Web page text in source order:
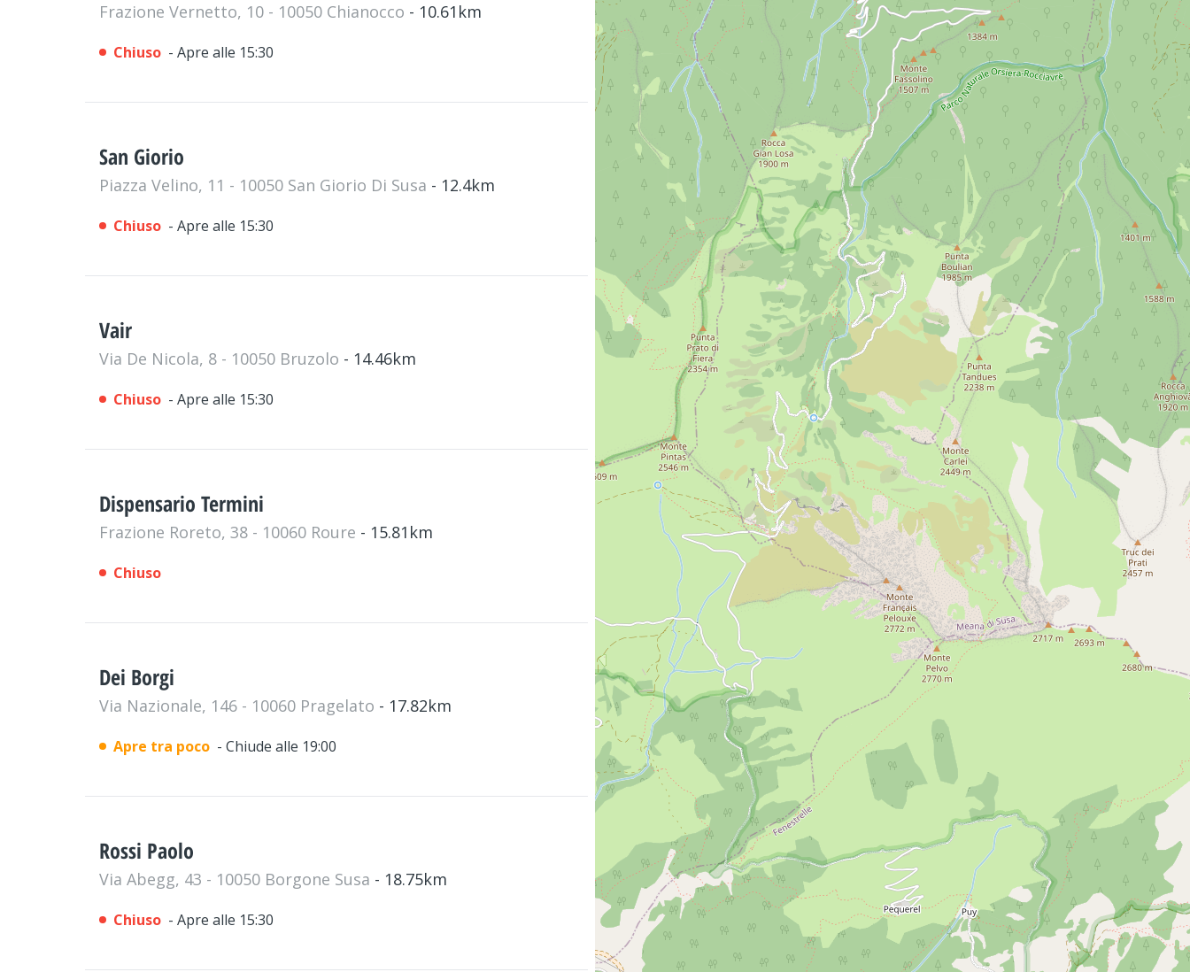
Frazione Vernetto, 10 - 10050 Chianocco - 10.61km
Chiuso - Apre alle 15:30
San Giorio
Piazza Velino, 11 - 10050 San Giorio Di Susa - 12.4km
Chiuso - Apre alle 15:30
Vair
Via De Nicola, 8 - 10050 Bruzolo - 14.46km
Chiuso - Apre alle 15:30
Dispensario Termini
Frazione Roreto, 38 - 10060 Roure - 15.81km
Chiuso
Dei Borgi
Via Nazionale, 146 - 10060 Pragelato - 17.82km
Apre tra poco - Chiude alle 19:00
Rossi Paolo
Via Abegg, 43 - 10050 Borgone Susa - 18.75km
Chiuso - Apre alle 15:30